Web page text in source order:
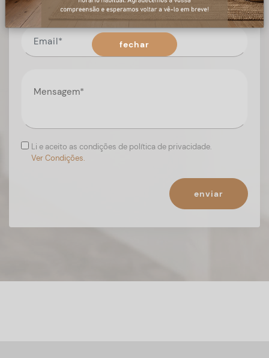
Li e aceito as condições de política de privacidade.
Ver Condições.
enviar
fechar